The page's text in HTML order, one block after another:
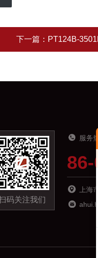
下一篇： PT124B-
码关注我们
服务
上海